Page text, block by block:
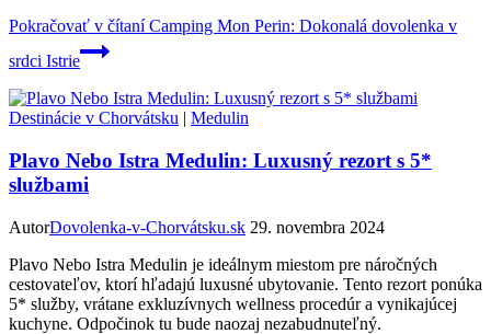
Pokračovať v čítaníCamping Mon Perin: Dokonalá dovolenka v
srdci Istrie
Destinácie v Chorvátsku | Medulin
Plavo Nebo Istra Medulin: Luxusný rezort s 5*
službami
AutorDovolenka-v-Chorvátsku.sk 29. novembra 2024
Plavo Nebo Istra Medulin je ideálnym miestom pre náročných
cestovateľov, ktorí hľadajú luxusné ubytovanie. Tento rezort ponúka
5* služby, vrátane exkluzívnych wellness procedúr a vynikajúcej
kuchyne. Odpočinok tu bude naozaj nezabudnuteľný.